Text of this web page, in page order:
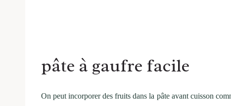
pâte à gaufre facile
On peut incorporer des fruits dans la pâte avant cuisson